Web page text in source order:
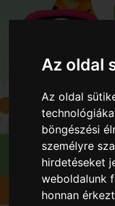
Az oldal
Az oldal
böngészési
személyre
hirdetéseket
weboldalunk
honnan
Gyümölcsök Dió